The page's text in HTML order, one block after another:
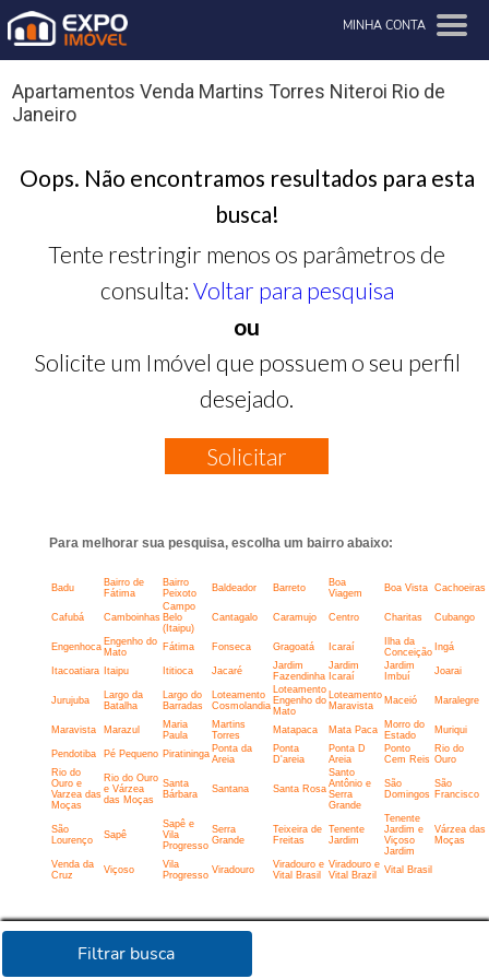
MINHA CONTA
Filtrar busca
Apartamentos Venda Martins Torres Niteroi Rio de
Janeiro
Oops. Não encontramos resultados para esta
busca!
Tente restringir menos os parâmetros de
consulta: Voltar para pesquisa
ou
Solicite um Imóvel que possuem o seu perfil
desejado.
Solicitar
Para melhorar sua pesquisa, escolha um bairro abaixo:
Badu
Bairro de
Fátima
Bairro
Peixoto
Baldeador Barreto
Boa
Viagem
Boa Vista Cachoeiras
Cafubá Camboinhas
Campo
Belo
(Itaipu)
Cantagalo Caramujo Centro Charitas Cubango
Engenhoca Engenho do
Mato
Fátima Fonseca Gragoatá Icaraí
Ilha da
Conceição Ingá
Itacoatiara Itaipu Ititioca Jacaré
Jardim
Fazendinha
Jardim
Icaraí
Jardim
Imbuí
Joarai
Jurujuba
Largo da
Batalha
Largo do
Barradas
Loteamento
Cosmolandia
Loteamento
Engenho do
Mato
Loteamento
Maravista
Maceió Maralegre
Maravista Marazul
Maria
Paula
Martins
Torres
Matapaca Mata Paca
Morro do
Estado
Muriqui
Pendotiba Pé Pequeno Piratininga Ponta da
Areia
Ponta
D'areia
Ponta D
Areia
Ponto
Cem Reis
Rio do
Ouro
Rio do
Ouro e
Varzea das
Moças
Rio do Ouro
e Várzea
das Moças
Santa
Bárbara
Santana Santa Rosa
Santo
Antônio e
Serra
Grande
São
Domingos
São
Francisco
São
Lourenço
Sapê
Sapê e
Vila
Progresso
Serra
Grande
Teixeira de
Freitas
Tenente
Jardim
Tenente
Jardim e
Viçoso
Jardim
Várzea das
Moças
Venda da
Cruz
Viçoso
Vila
Progresso Viradouro
Viradouro e
Vital Brasil
Viradouro e
Vital Brazil
Vital Brasil